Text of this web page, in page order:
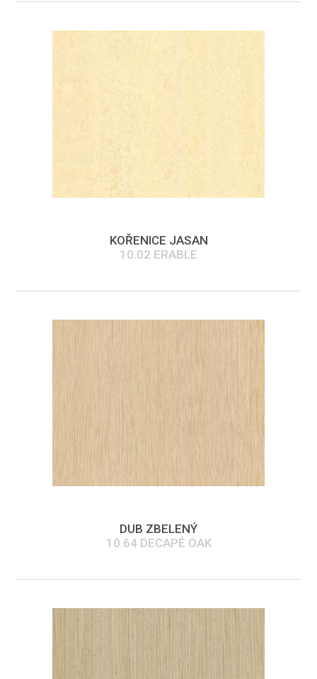
KOŘENICE JASAN
10.02 ERABLE
DUB ZBELENÝ
10.64 DECAPÉ OAK